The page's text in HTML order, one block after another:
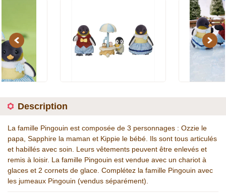
Previous Next
Description
La famille Pingouin est composée de 3 personnages : Ozzie le
papa, Sapphire la maman et Kippie le bébé. Ils sont tous articulés
et habillés avec soin. Leurs vêtements peuvent être enlevés et
remis à loisir. La famille Pingouin est vendue avec un chariot à
glaces et 2 cornets de glace. Complétez la famille Pingouin avec
les jumeaux Pingouin (vendus séparément).